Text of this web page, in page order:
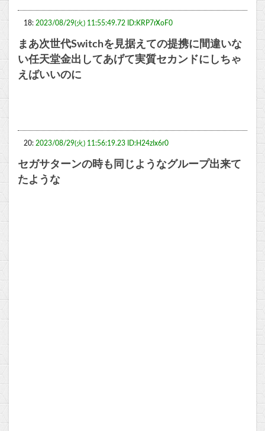
18: 2023/08/29(火) 11:55:49.72 ID:KRP7rXoF0
まあ次世代Switchを見据えての提携に間違いな
い任天堂金出してあげて実質セカンドにしちゃ
えばいいのに
20: 2023/08/29(火) 11:56:19.23 ID:H24zIx6r0
セガサターンの時も同じようなグループ出来て
たような